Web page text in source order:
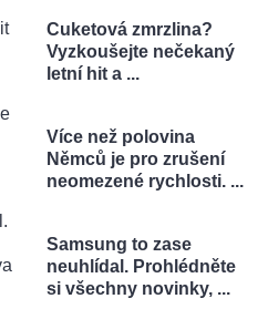
Cuketová zmrzlina?
Vyzkoušejte nečekaný
letní hit a ...
Více než polovina
Němců je pro zrušení
neomezené rychlosti. ...
Samsung to zase
neuhlídal. Prohlédněte
si všechny novinky, ...